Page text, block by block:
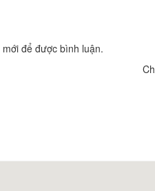
để được bình luận.